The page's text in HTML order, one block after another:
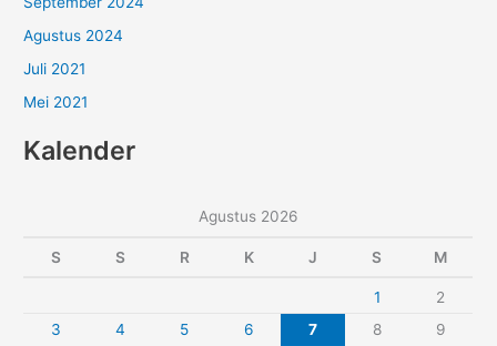
Agustus 2024
Juli 2021
Mei 2021
Kalender
Agustus 2026
S S R K J S M
1
2
3
4 5 6 7 8 9